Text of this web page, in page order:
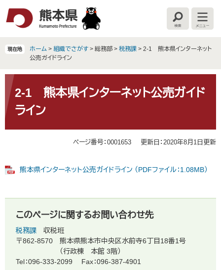
文
へ
検
索
メ
ニ
ー
現在地 ホーム > 組織でさがす > 総務部 > 税務課 > 2-1 熊本県インターネット
公売ガイドライン
文 2-1 熊本県インターネット公売ガイド
ライン
ページ番号：0001653 更新日：2020年8月1日更新
熊本県インターネット公売ガイドライン （PDFファイル：1.08MB）
このページに関するお問い合わせ先
税務課
収税班
〒862-8570
熊本県熊本市中央区水前寺6丁目18番1号
（行政棟 本館 3階）
Tel：096-333-2099
Fax：096-387-4901